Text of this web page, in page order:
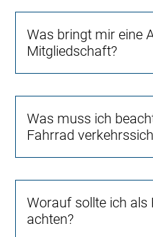
Was bringt mir eine
Mitgliedschaft?
Was muss ich
Fahrrad
Worauf sollte ich als
achten?